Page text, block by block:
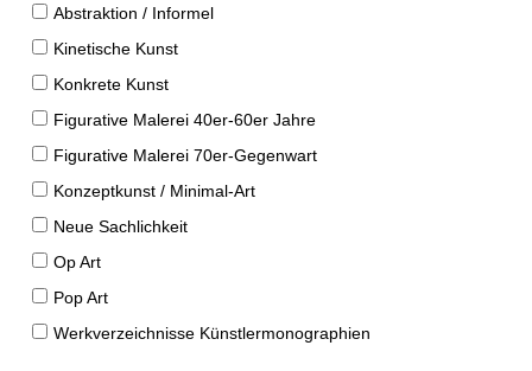
Abstraktion / Informel
Kinetische Kunst
Konkrete Kunst
Figurative Malerei 40er-60er Jahre
Figurative Malerei 70er-Gegenwart
Konzeptkunst / Minimal-Art
Neue Sachlichkeit
Op Art
Pop Art
Werkverzeichnisse Künstlermonographien